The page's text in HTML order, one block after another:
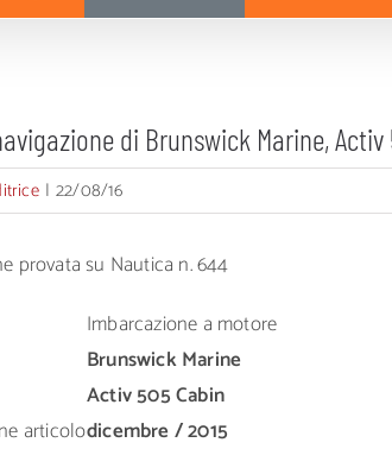
di Brunswick Marine, Activ
| 22/08/16
provata su Nautica n. 644
Imbarcazione a motore
Brunswick Marine
Activ 505 Cabin
articolodicembre / 2015